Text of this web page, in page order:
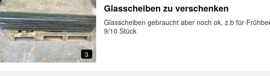
3
Glasscheiben zu verschenken
Glasscheiben gebraucht aber noch ok, z.b für
9/10 Stück